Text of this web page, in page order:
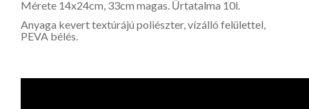
Mérete 14x24cm, 33cm magas. Űrtatalma 10l.
Anyaga kevert textúrájú poliészter, vízálló felülettel,
PEVA bélés.